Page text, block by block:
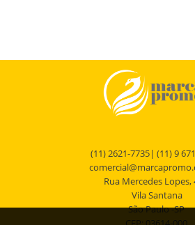
(11) 2621-7735| (11) 9
Rua Mercedes Lopes,
Vila Santana
São Paulo -SP